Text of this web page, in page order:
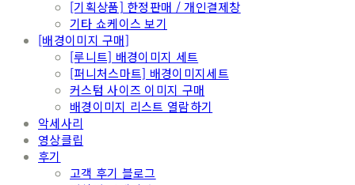
[기획상품] 한정판매 / 개인결제창
기타 쇼케이스 보기
[배경이미지 구매]
[루니트] 배경이미지 세트
[퍼니처스마트] 배경이미지세트
커스텀 사이즈 이미지 구매
배경이미지 리스트 열람하기
악세사리
영상클립
후기
고객 후기 블로그